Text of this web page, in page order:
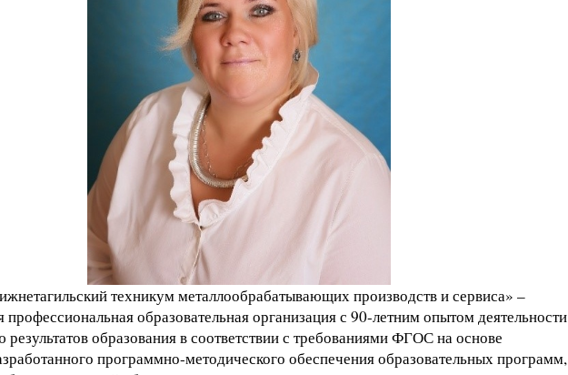
техникум металлообрабатывающих производств и сервиса» –
профессиональная образовательная организация с 90-летним опытом деятельности
образования в соответствии с требованиями ФГОС на основе
программно-методического обеспечения образовательных программ,